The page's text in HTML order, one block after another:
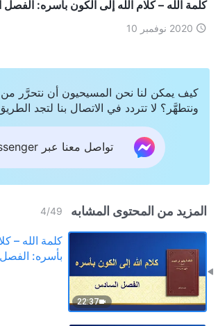
كلمة الله – كلام الله إلى الكون بأسره:
2020 نوفمبر 10
كيف يمكن لنا نحن المسيحيون أن نتحرَّر
ونتطهَّر؟ لا تتردد في الاتصال بنا لتجد
تواصل معنا عبر Messenger
المزيد من المحتوى المشابه 4/49
22:37
كلمة الله –
بأسره: